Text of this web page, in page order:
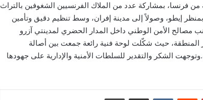
من فرنسا، بمشاركة عدد من الملاك الفرنسيين الشغوفين بالتراث
إيطو، وصولاً إلى مدينة إفران، وسط تنظيم دقيق وتأمين
مصالح الأمن الوطني داخل المدار الحضري لمدينتي آزرو
المنطقة، حيث شكّلت لوحة فنية رائعة جمعت بين أصالة
الشكر والتقدير للسلطات الأمنية والإدارية على جهودها
بينتيريست مشاركة عبر البريد طباعة